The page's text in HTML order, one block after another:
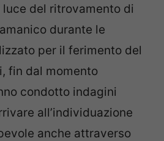
del ritrovamento di
durante le
per il ferimento del
fin dal momento
condotto indagini
all’individuazione
anche attraverso